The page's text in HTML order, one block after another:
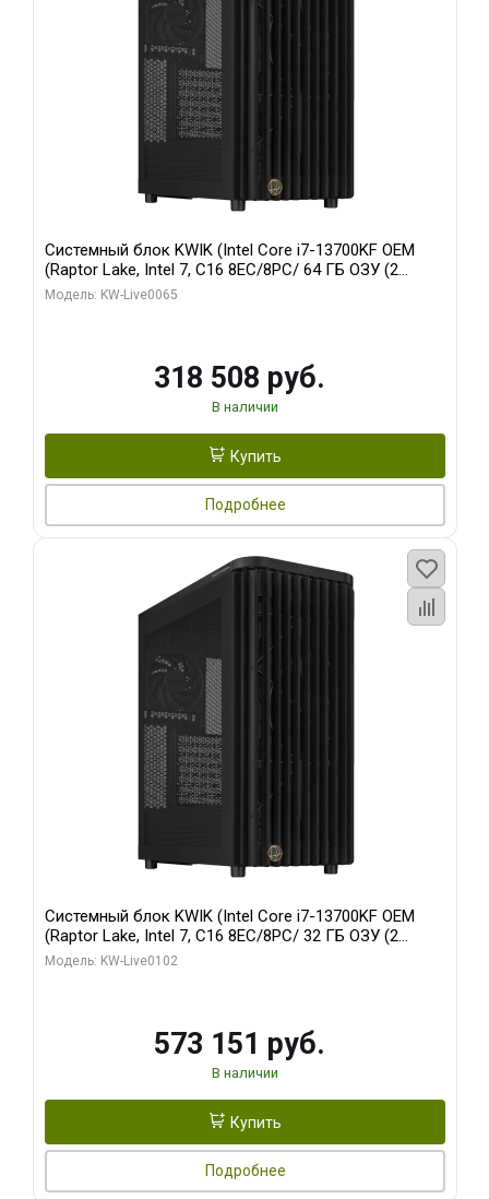
Системный блок KWIK (Intel Core i7-13700KF OEM
(Raptor Lake, Intel 7, C16 8EC/8PC/ 64 ГБ ОЗУ (2
модуля)/ ASUS RTX5080 PROART OC 16GB GDDR7
Модель: KW-Live0065
318 508 руб.
В наличии
Купить
Подробнее
Системный блок KWIK (Intel Core i7-13700KF OEM
(Raptor Lake, Intel 7, C16 8EC/8PC/ 32 ГБ ОЗУ (2
модуля)/ Afox RTX4090 24GB GDDR6X 384-Bit 3xDP
Модель: KW-Live0102
573 151 руб.
В наличии
Купить
Подробнее